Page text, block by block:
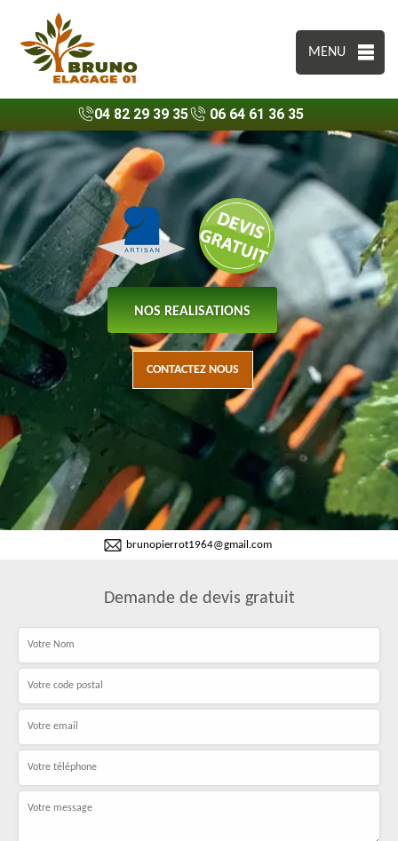
MENU
04 82 29 39 35 06 64 61 36 35
NOS REALISATIONS
CONTACTEZ NOUS
brunopierrot1964@gmail.com
Demande de devis gratuit